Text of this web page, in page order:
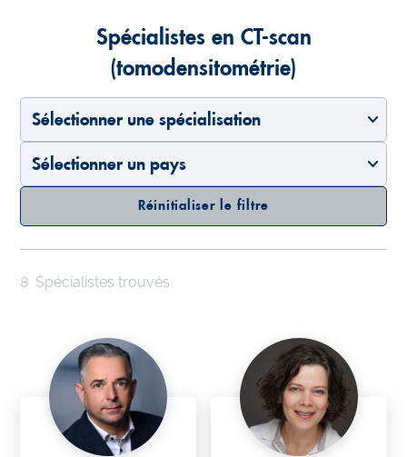
Spécialistes en CT-scan
(tomodensitométrie)
Sélectionner une spécialisation
Sélectionner un pays
Réinitialiser le filtre
8 Spécialistes trouvés